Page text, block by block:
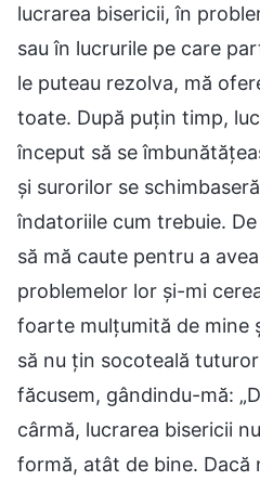
lucrarea bisericii, în
sau în lucrurile pe care
le puteau rezolva, mă
toate. După puțin timp,
început să se
și surorilor se
îndatoriile cum trebuie.
să mă caute pentru a
problemelor lor și-mi
foarte mulțumită de mine
să nu țin socoteală
făcusem, gândindu-mă:
cârmă, lucrarea bisericii
formă, atât de bine.